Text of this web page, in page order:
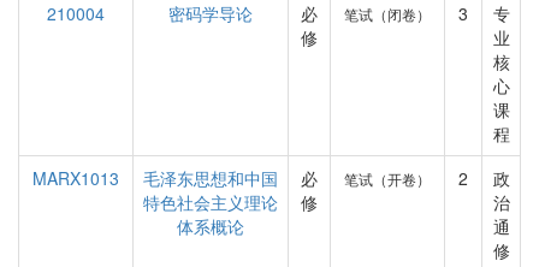
210004
密码学导论
必
修
笔试（闭卷） 3
专
业
核
心
课
程
MARX1013
毛泽东思想和中国
特色社会主义理论
体系概论
必
修
笔试（开卷） 2
政
治
通
修